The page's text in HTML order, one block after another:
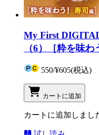
My First
（6）［粋を味
550/¥605(税込)
カートに追加
カートに追加しまし